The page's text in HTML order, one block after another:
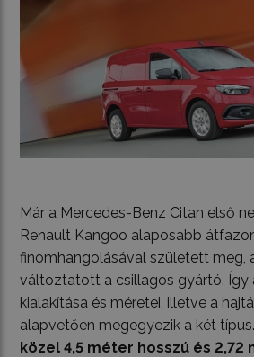
Már a Mercedes-Benz Citan első
Renault Kangoo alaposabb
finomhangolásával született meg,
változtatott a csillagos gyártó. Így
kialakítása és méretei, illetve a
alapvetően megegyezik a két
közel 4,5 méter hosszú és